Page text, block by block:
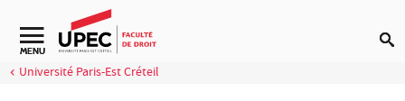
Aller au contenu
MENU
Université Paris-Est Créteil